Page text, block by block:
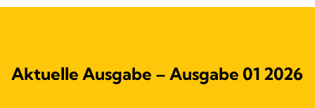
Aktuelle Ausgabe – Ausgabe 01 2026